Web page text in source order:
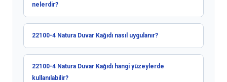
nelerdir?
22100-4 Natura Duvar Kağıdı nasıl uygulanır?
22100-4 Natura Duvar Kağıdı hangi yüzeylerde
kullanılabilir?